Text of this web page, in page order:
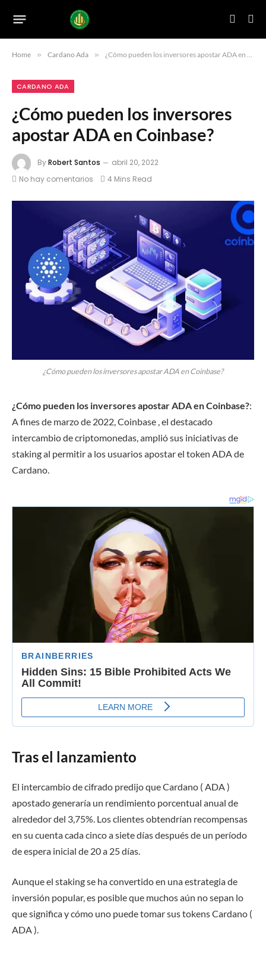
Home » Cardano Ada » ¿Cómo pueden los inversores apostar ADA en Coinbase?
CARDANO ADA
¿Cómo pueden los inversores
apostar ADA en Coinbase?
ByRobert Santos
abril 20, 2022
No hay comentarios
4 Mins Read
¿Cómo pueden los inversores apostar ADA en Coinbase?
¿Cómo pueden los inversores apostar ADA en Coinbase?:
A fines de marzo de 2022, Coinbase , el destacado
intercambio de criptomonedas, amplió sus iniciativas de
staking al permitir a los usuarios apostar el token ADA de
Cardano.
Tras el lanzamiento
El intercambio de cifrado predijo que Cardano ( ADA )
apostado generaría un rendimiento porcentual anual de
alrededor del 3,75%. Los clientes obtendrían recompensas
en su cuenta cada cinco a siete días después de un período
de espera inicial de 20 a 25 días.
Aunque el staking se ha convertido en una estrategia de
inversión popular, es posible que muchos aún no sepan lo
que significa y cómo uno puede tomar sus tokens Cardano (
ADA ).